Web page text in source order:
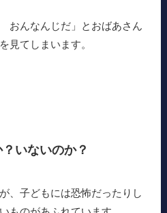
んなんじだ」とおばあさん
見てしまいます。
いないのか？
、子どもには恐怖だったりし